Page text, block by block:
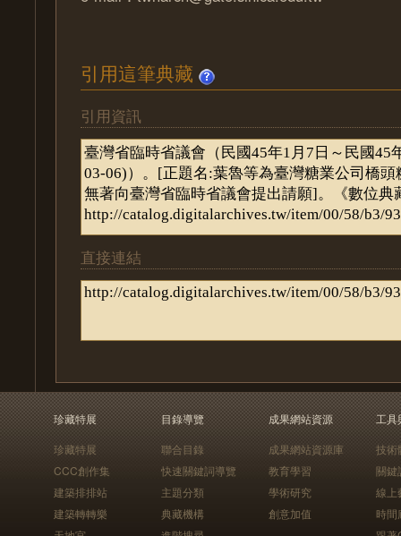
引用這筆典藏
引用資訊
直接連結
珍藏特展
珍藏特展
CCC創作集
建築排排站
建築轉轉樂
目錄導覽
聯合目錄
快速關鍵詞導覽
主題分類
典藏機構
成果網站資源
成果網站資源庫
教育學習
學術研究
創意加值
工具
技術
關鍵
線上
時間